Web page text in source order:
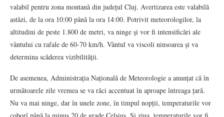
valabil pentru zona montană din județul Cluj. Avertizarea este valabilă
astăzi, de la ora 10:00 până la ora 14:00. Potrivit meteorologilor, la
altitudini de peste 1.800 de metri, va ninge și vor fi intensificări ale
vântului cu rafale de 60-70 km/h. Vântul va viscoli ninsoarea și va
determina scăderea vizibilității.
De asemenea, Administrația Națională de Meteorologie a anunțat că în
următoarele zile vremea se va răci accentuat în aproape întreaga țară.
Nu va mai ninge, dar în unele zone, în timpul nopții, temperaturile vor